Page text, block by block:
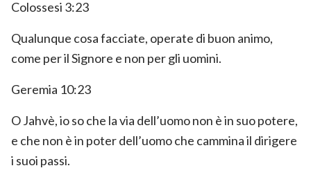
Colossesi 3:23
Qualunque cosa facciate, operate di buon animo,
come per il Signore e non per gli uomini.
Geremia 10:23
O Jahvè, io so che la via dell’uomo non è in suo potere,
e che non è in poter dell’uomo che cammina il dirigere
i suoi passi.